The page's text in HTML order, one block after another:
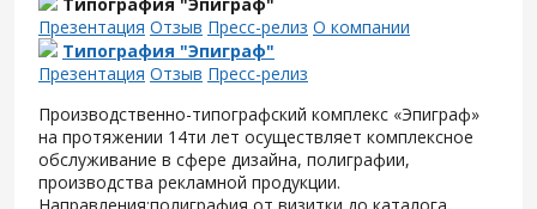
Презентация Отзыв Пресс-релиз О компании
Типография "Эпиграф"
Презентация Отзыв Пресс-релиз
Производственно-типографский комплекс «Эпиграф»
на протяжении 14ти лет осуществляет комплексное
обслуживание в сфере дизайна, полиграфии,
производства рекламной продукции.